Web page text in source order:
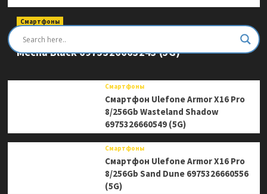
Смартфоны
Смартфон Ulefone Armor Mini 20 Pro 8/256Gb
Mecha Black 6975326663243 (5G)
Смартфоны
Смартфон Ulefone Armor X16 Pro
8/256Gb Wasteland Shadow
6975326660549 (5G)
Смартфоны
Смартфон Ulefone Armor X16 Pro
8/256Gb Sand Dune 6975326660556
(5G)